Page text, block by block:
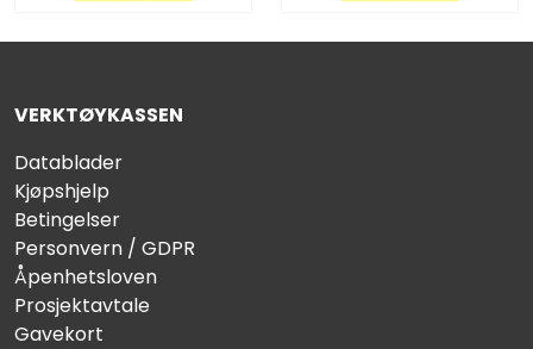
VERKTØYKASSEN
Datablader
Kjøpshjelp
Betingelser
Personvern / GDPR
Åpenhetsloven
Prosjektavtale
Gavekort